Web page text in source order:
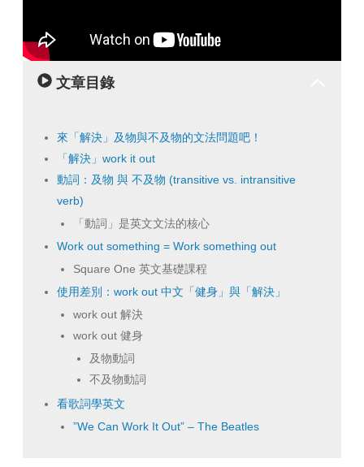
文章目錄
來「解決」及物與不及物的文法問題吧！
「解決」work it out
動詞：及物 與 不及物 (transitive vs. intransitive
verb)
「動詞」是英文文法的核心
Work out something = Work something out
Square One 英文基礎課程
使用差別：work out 中文「健身」與「解決」
work out 解決
work out 健身
及物動詞
不及物動詞
看歌詞學英文
”We Can Work It Out” – The Beatles